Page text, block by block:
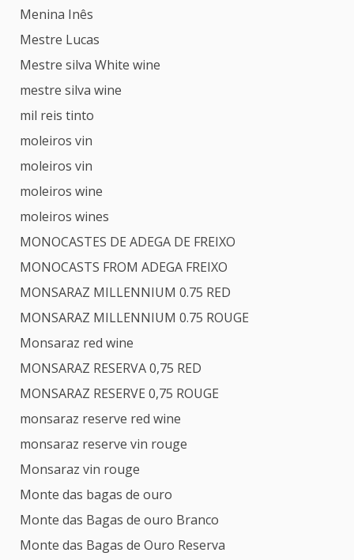
Menina Inês
Mestre Lucas
Mestre silva White wine
mestre silva wine
mil reis tinto
moleiros vin
moleiros vin
moleiros wine
moleiros wines
MONOCASTES DE ADEGA DE FREIXO
MONOCASTS FROM ADEGA FREIXO
MONSARAZ MILLENNIUM 0.75 RED
MONSARAZ MILLENNIUM 0.75 ROUGE
Monsaraz red wine
MONSARAZ RESERVA 0,75 RED
MONSARAZ RESERVE 0,75 ROUGE
monsaraz reserve red wine
monsaraz reserve vin rouge
Monsaraz vin rouge
Monte das bagas de ouro
Monte das Bagas de ouro Branco
Monte das Bagas de Ouro Reserva